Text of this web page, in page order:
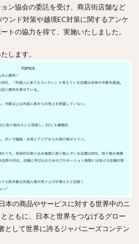
ン協会の委託を受け、商店街店舗など
ンド対策や越境EC対策に関するアンケ
トの協力を得て、実施いたしました。
します。
本の商品やサービスに対する世界中のニ
ともに、日本と世界をつなげるグロー
として世界に誇るジャパニーズコンテン